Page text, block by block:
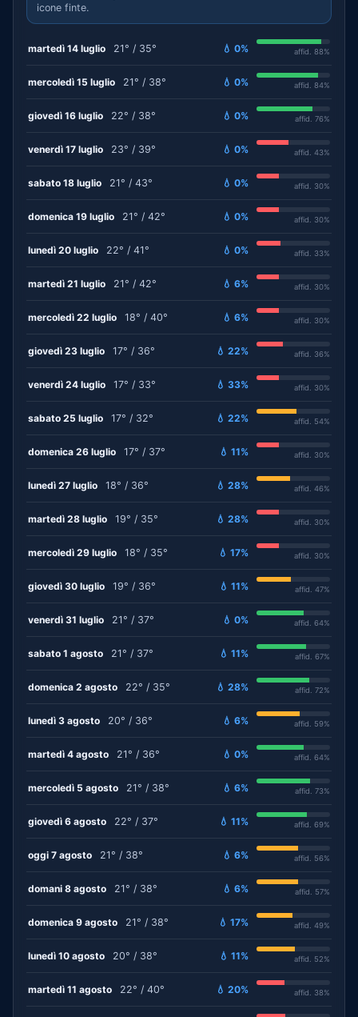
icone finte.
martedì 14 luglio 21° / 35° 💧 0% affid. 88%
mercoledì 15 luglio 21° / 38° 💧 0% affid. 84%
giovedì 16 luglio 22° / 38° 💧 0% affid. 76%
venerdì 17 luglio 23° / 39° 💧 0% affid. 43%
sabato 18 luglio 21° / 43° 💧 0% affid. 30%
domenica 19 luglio 21° / 42° 💧 0% affid. 30%
lunedì 20 luglio 22° / 41° 💧 0% affid. 33%
martedì 21 luglio 21° / 42° 💧 6% affid. 30%
mercoledì 22 luglio 18° / 40° 💧 6% affid. 30%
giovedì 23 luglio 17° / 36° 💧 22% affid. 36%
venerdì 24 luglio 17° / 33° 💧 33% affid. 30%
sabato 25 luglio 17° / 32° 💧 22% affid. 54%
domenica 26 luglio 17° / 37° 💧 11% affid. 30%
lunedì 27 luglio 18° / 36° 💧 28% affid. 46%
martedì 28 luglio 19° / 35° 💧 28% affid. 30%
mercoledì 29 luglio 18° / 35° 💧 17% affid. 30%
giovedì 30 luglio 19° / 36° 💧 11% affid. 47%
venerdì 31 luglio 21° / 37° 💧 0% affid. 64%
sabato 1 agosto 21° / 37° 💧 11% affid. 67%
domenica 2 agosto 22° / 35° 💧 28% affid. 72%
lunedì 3 agosto 20° / 36° 💧 6% affid. 59%
martedì 4 agosto 21° / 36° 💧 0% affid. 64%
mercoledì 5 agosto 21° / 38° 💧 6% affid. 73%
giovedì 6 agosto 22° / 37° 💧 11% affid. 69%
oggi 7 agosto 21° / 38° 💧 6% affid. 56%
domani 8 agosto 21° / 38° 💧 6% affid. 57%
domenica 9 agosto 21° / 38° 💧 17% affid. 49%
lunedì 10 agosto 20° / 38° 💧 11% affid. 52%
martedì 11 agosto 22° / 40° 💧 20% affid. 38%